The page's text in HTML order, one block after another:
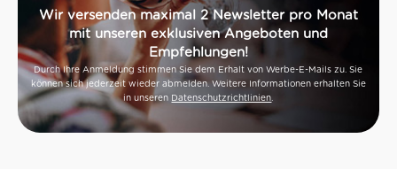
Wir versenden maximal 2 Newsletter pro Monat
mit unseren exklusiven Angeboten und
Empfehlungen!
Durch Ihre Anmeldung stimmen Sie dem Erhalt von Werbe-E-Mails zu. Sie
können sich jederzeit wieder abmelden. Weitere Informationen erhalten Sie
in unseren Datenschutzrichtlinien